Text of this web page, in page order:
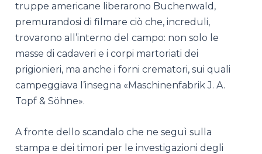
truppe americane liberarono Buchenwald,
premurandosi di filmare ciò che, increduli,
trovarono all’interno del campo: non solo le
masse di cadaveri e i corpi martoriati dei
prigionieri, ma anche i forni crematori, sui quali
campeggiava l’insegna «Maschinenfabrik J. A.
Topf & Söhne».
A fronte dello scandalo che ne seguì sulla
stampa e dei timori per le investigazioni degli